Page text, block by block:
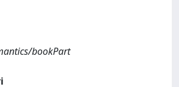
bookPart